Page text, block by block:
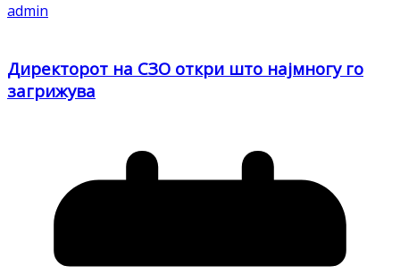
admin
Директорот на СЗО откри што најмногу го
загрижува